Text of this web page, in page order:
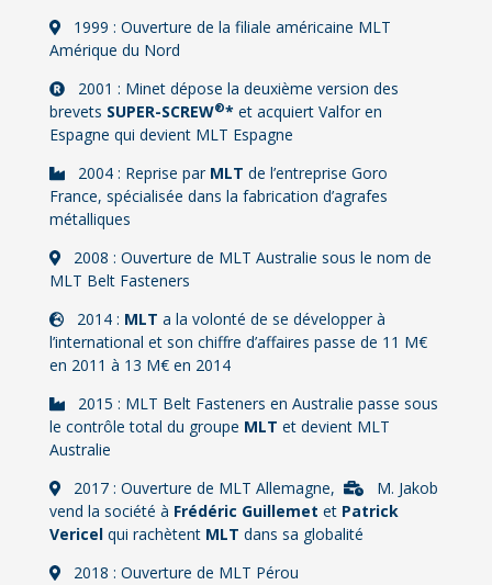
1999 : Ouverture de la filiale américaine MLT
Amérique du Nord
2001 : Minet dépose la deuxième version des
brevets SUPER-SCREW®* et acquiert Valfor en
Espagne qui devient MLT Espagne
2004 : Reprise par MLT de l’entreprise Goro
France, spécialisée dans la fabrication d’agrafes
métalliques
2008 : Ouverture de MLT Australie sous le nom de
MLT Belt Fasteners
2014 : MLTa la volonté de se développer à
l’international et son chiffre d’affaires passe de 11 M€
en 2011 à 13 M€ en 2014
2015 : MLT Belt Fasteners en Australie passe sous
le contrôle total du groupe MLT et devient MLT
Australie
Description D
2017 : Ouverture de MLT Allemagne,
M. Jakob
vend la société à Frédéric Guillemet et Patrick
Vericelqui rachètent MLT dans sa globalité
2018 : Ouverture de MLT Pérou